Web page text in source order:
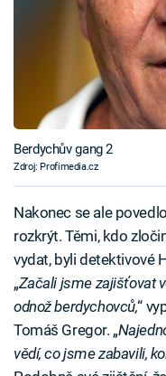
Berdychův gang 2
Zdroj: Profimedia.cz
Nakonec se ale
rozkrýt. Těmi, kdo
vydat, byli detektivové
„Začali jsme zajišťovat
odnož berdychovců,“
Tomáš Gregor. „
vědí, co jsme zabavili,